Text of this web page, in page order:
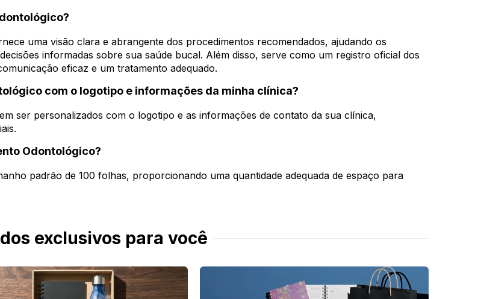
uma visão clara e abrangente dos procedimentos recomendados, ajudando os
informadas sobre sua saúde bucal. Além disso, serve como um registro oficial dos
eficaz e um tratamento adequado.
com o logotipo e informações da minha clínica?
ser personalizados com o logotipo e as informações de contato da sua clínica,
Odontológico?
padrão de 100 folhas, proporcionando uma quantidade adequada de espaço para
exclusivos para você